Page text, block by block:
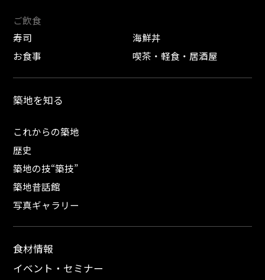
ご飲食
寿司
海鮮丼
お食事
喫茶・軽食・居酒屋
築地を知る
これからの築地
歴史
築地の技“築技”
築地昔話館
写真ギャラリー
食材情報
イベント・セミナー